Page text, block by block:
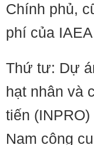
Chính phủ,
phí của
Thứ tư: Dự
hạt nhân và
tiến
Nam công